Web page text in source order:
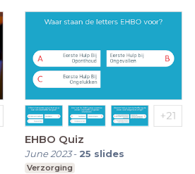
EHBO Quiz
June 2023- 25 slides
Verzorging